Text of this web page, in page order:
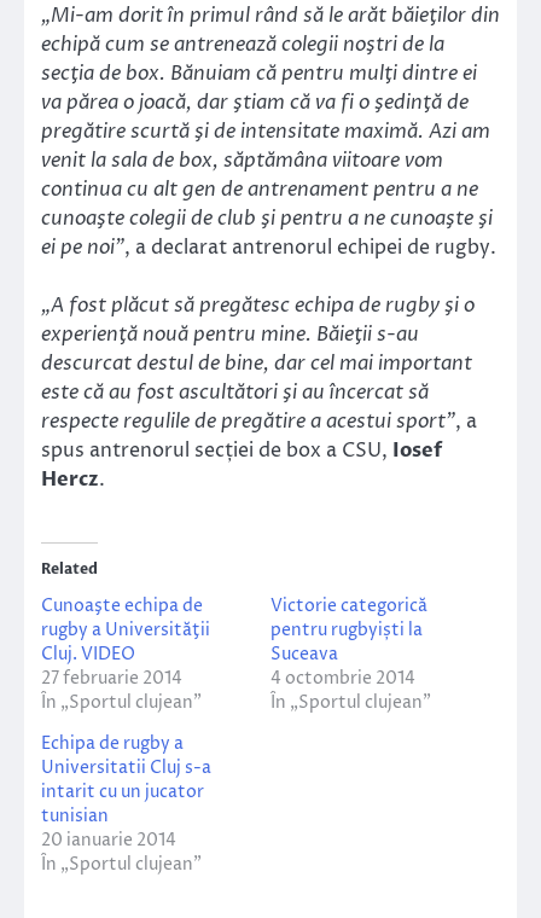
„Mi-am dorit în primul rând să le arăt băieţilor din
echipă cum se antrenează colegii noştri de la
secţia de box. Bănuiam că pentru mulţi dintre ei
va părea o joacă, dar ştiam că va fi o şedinţă de
pregătire scurtă şi de intensitate maximă. Azi am
venit la sala de box, săptămâna viitoare vom
continua cu alt gen de antrenament pentru a ne
cunoaşte colegii de club şi pentru a ne cunoaşte şi
ei pe noi”, a declarat antrenorul echipei de rugby.
„A fost plăcut să pregătesc echipa de rugby şi o
experienţă nouă pentru mine. Băieţii s-au
descurcat destul de bine, dar cel mai important
este că au fost ascultători şi au încercat să
respecte regulile de pregătire a acestui sport”, a
spus antrenorul secției de box a CSU, Iosef
Hercz.
Related
Cunoaşte echipa de
rugby a Universităţii
Cluj. VIDEO
27 februarie 2014
În „Sportul clujean”
Victorie categorică
pentru rugbyiști la
Suceava
4 octombrie 2014
În „Sportul clujean”
Echipa de rugby a
Universitatii Cluj s-a
intarit cu un jucator
tunisian
20 ianuarie 2014
În „Sportul clujean”